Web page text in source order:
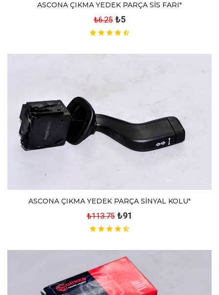
ASCONA ÇIKMA YEDEK PARÇA SİS FARI"
₺6.25 ₺5
ASCONA ÇIKMA YEDEK PARÇA SİNYAL KOLU"
₺113.75 ₺91